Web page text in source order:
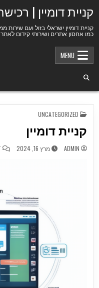
קניית דומיין |
קניית דומיין ישראלי בזול ועם
כמו אחסון אתרים ושירותי קידום לאתר
MENU
POSTED
IN
UNCATEGORIZED
קניית דומיין
ADMIN מרץ 16, 2024